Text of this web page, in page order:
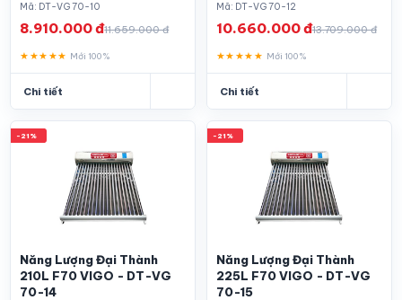
Mã: DT-VG 70-10
11.659.000 đ
8.910.000 đ
★★★★★ Mới 100%
Chi tiết
Mã: DT-VG 70-12
13.709.000 đ
10.660.000 đ
★★★★★ Mới 100%
Chi tiết
-21%
Năng Lượng Đại Thành
210L F70 VIGO - DT-VG
70-14
-21%
Năng Lượng Đại Thành
225L F70 VIGO - DT-VG
70-15